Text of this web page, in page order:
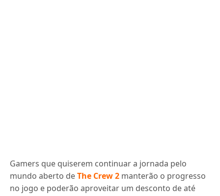
Gamers que quiserem continuar a jornada pelo
mundo aberto deThe Crew 2 manterão o progresso
no jogo e poderão aproveitar um desconto de até